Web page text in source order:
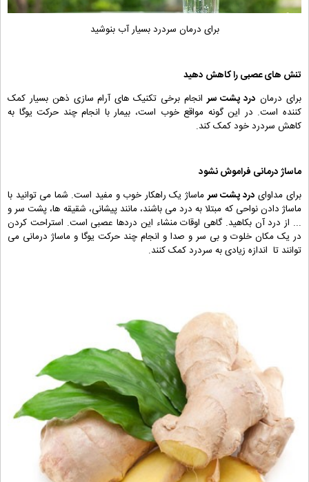
برای درمان سردرد بسیار آب بنوشید
تنش های عصبی را کاهش دهید
برای درمان درد پشت سرانجام برخی تکنیک های آرام سازی ذهن بسیار کمک
کننده است. در این گونه مواقع خوب است، بیمار با انجام چند حرکت یوگا به
کاهش سردرد خود کمک کند.
ماساژ درمانی فراموش نشود
برای مداوای درد پشت سرماساژ یک راهکار خوب و مفید است. شما می توانید با
ماساژ دادن نواحی که مبتلا به درد می باشند، مانند پیشانی، شقیقه ها، پشت سر و
... از درد آن بکاهید. گاهی اوقات منشاء این دردها عصبی است. استراحت کردن
در یک مکان خلوت و بی سر و صدا و انجام چند حرکت یوگا و ماساژ درمانی می
توانند تا اندازه زیادی به سردرد کمک کنند.